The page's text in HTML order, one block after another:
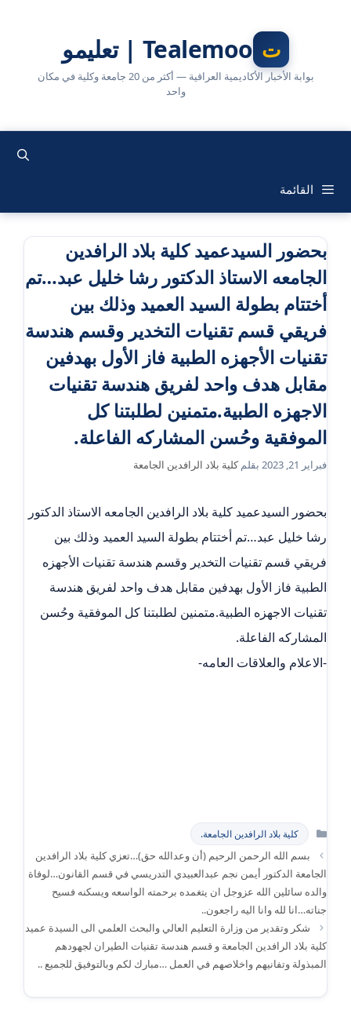
Tealemoo | تعليمو
بوابة الأخبار الأكاديمية العراقية — أكثر من 20 جامعة وكلية في مكان
واحد
القائمة
بحضور السيدعميد كلية بلاد الرافدين
الجامعه الاستاذ الدكتور رشا خليل عبد…تم
أختتام بطولة السيد العميد وذلك بين
فريقي قسم تقنيات التخدير وقسم هندسة
تقنيات الأجهزه الطبية فاز الأول بهدفين
مقابل هدف واحد لفريق هندسة تقنيات
الاجهزه الطبية.متمنين لطلبتنا كل
الموفقية وحُسن المشاركه الفاعلة.
فبراير 21, 2023 بقلمكلية بلاد الرافدين الجامعة
بحضور السيدعميد كلية بلاد الرافدين الجامعه الاستاذ الدكتور
رشا خليل عبد…تم أختتام بطولة السيد العميد وذلك بين
فريقي قسم تقنيات التخدير وقسم هندسة تقنيات الأجهزه
الطبية فاز الأول بهدفين مقابل هدف واحد لفريق هندسة
تقنيات الاجهزه الطبية.متمنين لطلبتنا كل الموفقية وحُسن
المشاركه الفاعلة.
-الاعلام والعلاقات العامه-
التصنيفات
كلية بلاد الرافدين الجامعة.
بسم الله الرحمن الرحيم (أن وعدالله حق)…تعزي كلية بلاد الرافدين
الجامعة الدكتور أيمن نجم عبدالعبيدي التدريسي في قسم القانون…لوفاة
والده سائلين الله عزوجل ان يتغمده برحمته الواسعه ويسكنه فسيح
جناته…انا لله وانا اليه راجعون..
شكر وتقدير من وزارة التعليم العالي والبحث العلمي الى السيدة عميد
كلية بلاد الرافدين الجامعة و قسم هندسة تقنيات الطيران لجهودهم
المبذولة وتفانيهم واخلاصهم في العمل …مبارك لكم وبالتوفيق للجميع ..